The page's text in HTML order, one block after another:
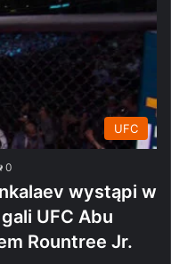
UFC
0
wystąpi w
UFC Abu
Rountree Jr.